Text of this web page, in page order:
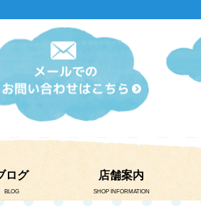
ログ
BLOG
店舗案内
SHOP INFORMATION